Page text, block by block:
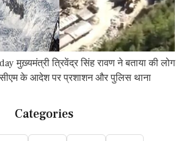
मुख़्यमंत्री त्रिवेंद्र सिंह रावण ने बताया की लोग
के आदेश पर प्रशाशन और पुलिस थाना
Categories